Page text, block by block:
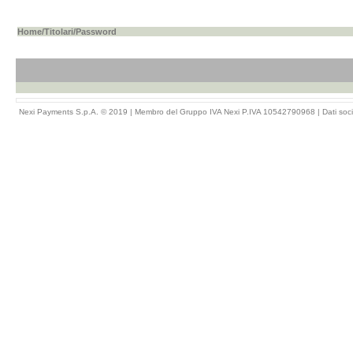
Home/Titolari/Password
Nexi Payments S.p.A. © 2019 | Membro del Gruppo IVA Nexi P.IVA 10542790968 | Dati